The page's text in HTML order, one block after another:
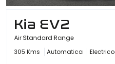
Kia EV2
Air Standard Range
305 Kms
Automatica Electrico